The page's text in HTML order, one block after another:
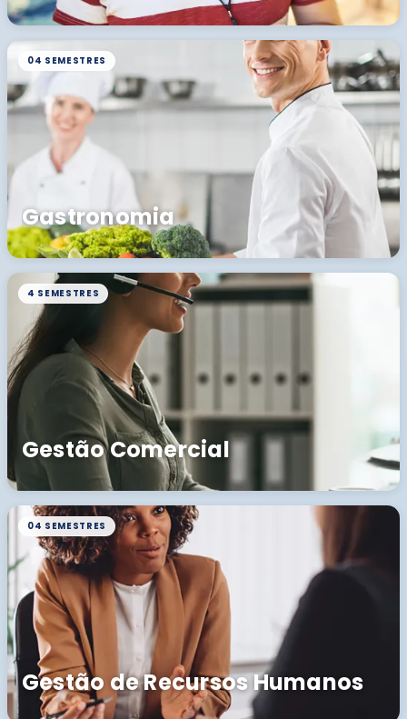
04 SEMESTRES
Gastronomia
4 SEMESTRES
Gestão Comercial
04 SEMESTRES
Gestão de Recursos Humanos